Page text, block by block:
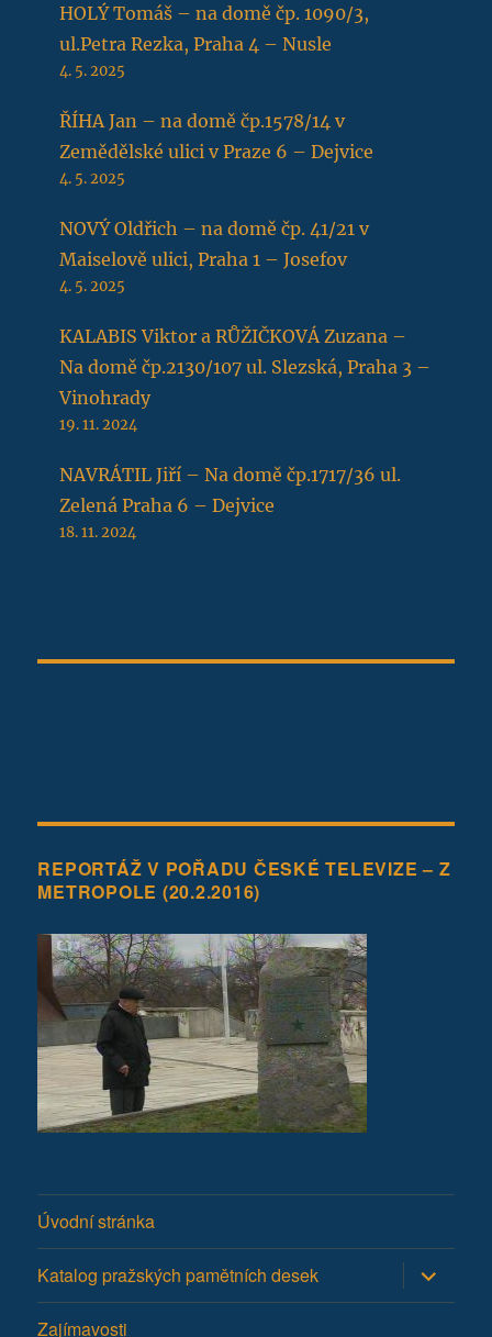
HOLÝ Tomáš – na domě čp. 1090/3,
ul.Petra Rezka, Praha 4 – Nusle
4. 5. 2025
ŘÍHA Jan – na domě čp.1578/14 v
Zemědělské ulici v Praze 6 – Dejvice
4. 5. 2025
NOVÝ Oldřich – na domě čp. 41/21 v
Maiselově ulici, Praha 1 – Josefov
4. 5. 2025
KALABIS Viktor a RŮŽIČKOVÁ Zuzana –
Na domě čp.2130/107 ul. Slezská, Praha 3 –
Vinohrady
19. 11. 2024
NAVRÁTIL Jiří – Na domě čp.1717/36 ul.
Zelená Praha 6 – Dejvice
18. 11. 2024
REPORTÁŽ V POŘADU ČESKÉ TELEVIZE – Z
METROPOLE (20.2.2016)
Úvodní stránka
Katalog pražských pamětních desek Zobrazit
položky
Zajímavosti